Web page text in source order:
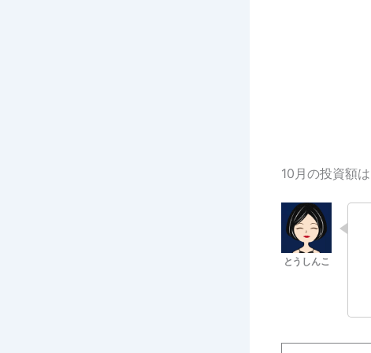
10月の投資額は